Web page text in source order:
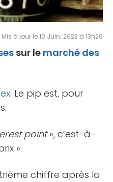
Mis à jour le 10 Juin. 2023 à 13h26
sur le marché des
. Le pip est, pour
point», c’est-à-
».
chiffre après la